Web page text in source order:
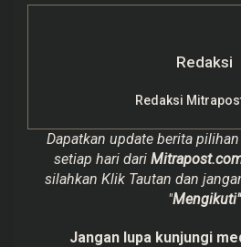
Redaksi
Redaksi
Dapatkan update berita
setiap hari dari
silahkan Klik Tautan dan
"Mengikuti"
Jangan lupa kunjungi